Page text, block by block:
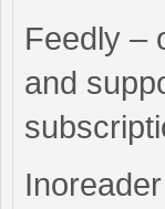
Feedly –
and